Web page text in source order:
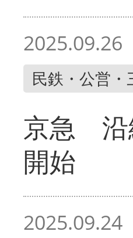
2025.09.26
民鉄・公営・
京急 沿
開始
2025.09.24